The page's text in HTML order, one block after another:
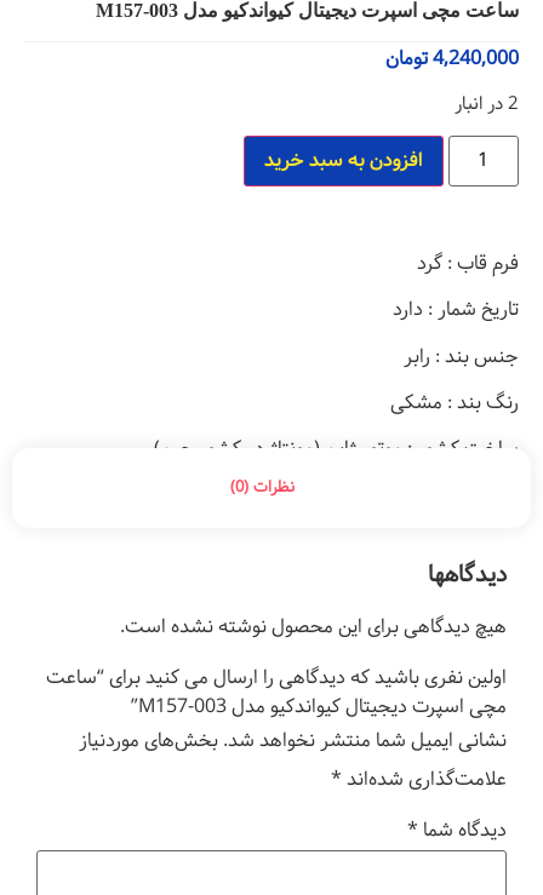
ساعت مچی اسپرت دیجیتال کیواندکیو مدل M157-003
4,240,000تومان
2 در انبار
افزودن به سبد خرید
فرم قاب : گرد
تاریخ شمار : دارد
جنس بند : رابر
رنگ بند : مشکی
ساخت کشور : موتور ژاپن (مونتاژ در کشور چین)
نظرات (0)
دیدگاهها
هیچ دیدگاهی برای این محصول نوشته نشده است.
اولین نفری باشید که دیدگاهی را ارسال می کنید برای “ساعت
مچی اسپرت دیجیتال کیواندکیو مدل M157-003”
نشانی ایمیل شما منتشر نخواهد شد. بخش‌های موردنیاز
علامت‌گذاری شده‌اند *
دیدگاه شما *